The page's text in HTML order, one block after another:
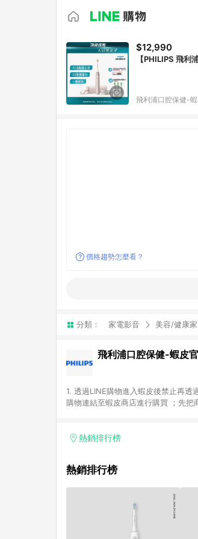
$12,990
【PHILIPS 飛
飛利浦口腔保健-
價格趨勢怎麼看？
分類： 家電影音 美容/健康
飛利浦口腔保健-蝦皮
1. 透過LINE購物進入蝦皮後禁止再
購物連結至蝦皮商店進行購買 ；先把
數回饋請依照「蝦皮超市」商店頁為
物流或付款方式，將拆分成不同筆訂
七天內於該蝦皮帳號下訂的首筆訂
以上蝦皮帳號透過LINE購物進行導
以下行為將可能導致無法取得 LINE
點擊路徑不符合回饋資格或規則者
熱銷排行榜
熱銷排行榜